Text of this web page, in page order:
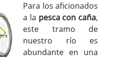
Para los aficionados
a la pesca con caña,
este tramo de
nuestro río es
abundante en una